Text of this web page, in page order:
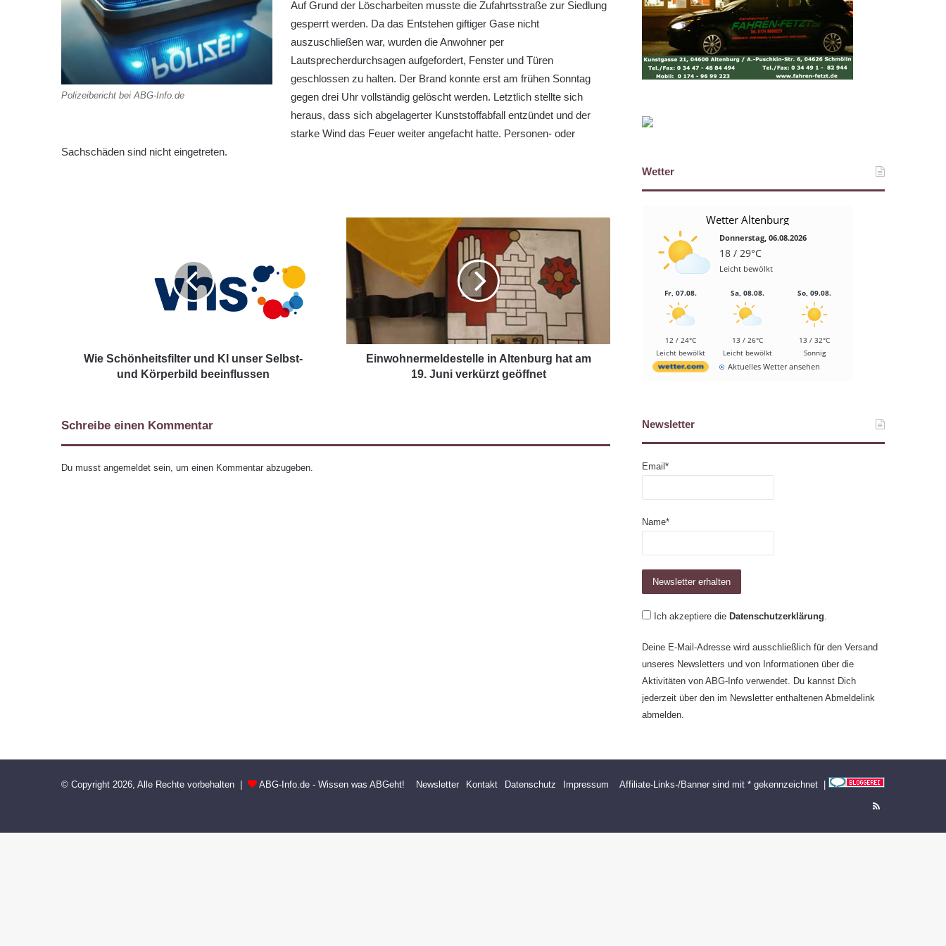
Polizeibericht bei ABG-Info.de
Auf Grund der Löscharbeiten musste die Zufahrtsstraße zur Siedlung
gesperrt werden. Da das Entstehen giftiger Gase nicht
auszuschließen war, wurden die Anwohner per
Lautsprecherdurchsagen aufgefordert, Fenster und Türen
geschlossen zu halten. Der Brand konnte erst am frühen Sonntag
gegen drei Uhr vollständig gelöscht werden. Letztlich stellte sich
heraus, dass sich abgelagerter Kunststoffabfall entzündet und der
starke Wind das Feuer weiter angefacht hatte. Personen- oder
Sachschäden sind nicht eingetreten.
Wie Schönheitsfilter und KI unser Selbst-
und Körperbild beeinflussen
Einwohnermeldestelle in Altenburg hat am
19. Juni verkürzt geöffnet
Schreibe einen Kommentar
Du musst angemeldet sein, um einen Kommentar abzugeben.
Wetter
Wetter Altenburg
Donnerstag, 06.08.2026
18 / 29°C
Leicht bewölkt
Fr, 07.08.
12 / 24°C
Leicht bewölkt
Sa, 08.08.
13 / 26°C
Leicht bewölkt
So, 09.08.
13 / 32°C
Sonnig
Aktuelles Wetter ansehen
Newsletter
Email*
Name*
Ich akzeptiere die Datenschutzerklärung.
Deine E-Mail-Adresse wird ausschließlich für den Versand
unseres Newsletters und von Informationen über die
Aktivitäten von ABG-Info verwendet. Du kannst Dich
jederzeit über den im Newsletter enthaltenen Abmeldelink
abmelden.
© Copyright 2026, Alle Rechte vorbehalten | ABG-Info.de - Wissen was ABGeht! Affiliate-Links-/Banner sind mit * gekennzeichnet |
Newsletter Kontakt Datenschutz Impressum